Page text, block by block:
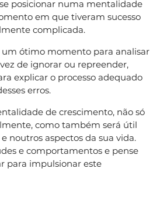
posicionar numa mentalidade
em que tiveram sucesso
complicada.
um ótimo momento para analisar
de ignorar ou repreender,
explicar o processo adequado
erros.
de crescimento, não só
como também será útil
noutros aspectos da sua vida.
e comportamentos e pense
para impulsionar este